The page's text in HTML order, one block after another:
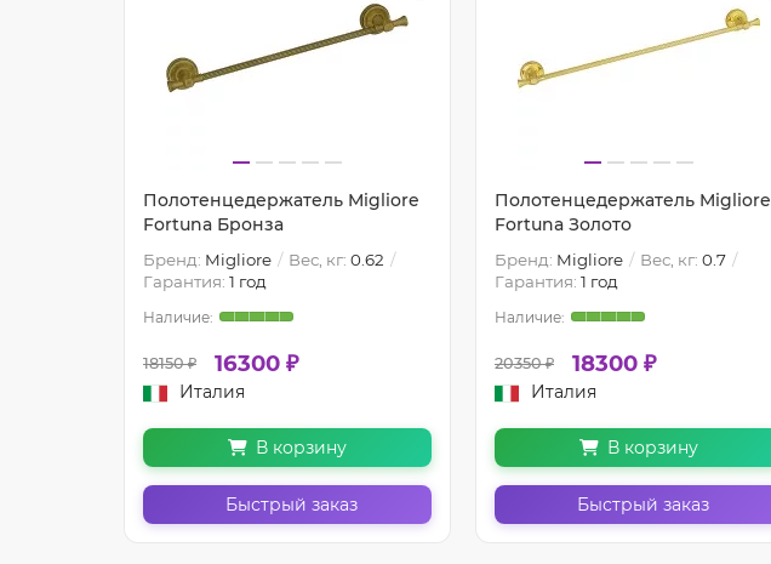
Полотенцедержатель Migliore
Fortuna Бронза
Бренд: Migliore Вес, кг: 0.62
Гарантия: 1 год
18150 ₽ 16300 ₽
Италия
В корзину
Быстрый заказ
Полотенцедержатель Migliore
Fortuna Золото
Бренд: Migliore Вес, кг: 0.7
Гарантия: 1 год
20350 ₽ 18300 ₽
Италия
В корзину
Быстрый заказ